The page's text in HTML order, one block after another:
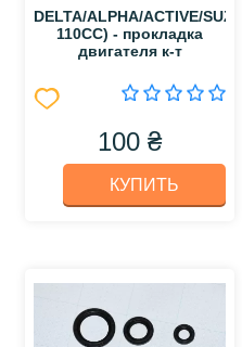
DELTA/ALPHA/ACTIVE/
110СС) - прокладка
двигателя к-т
100 ₴
КУПИТЬ